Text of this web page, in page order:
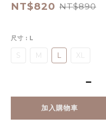
NT$820 NT$890
尺寸 : L
S M L XL
加入購物車